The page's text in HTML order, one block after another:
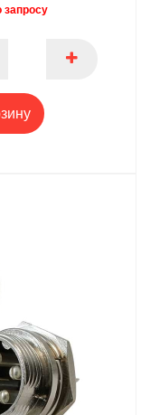
запросу